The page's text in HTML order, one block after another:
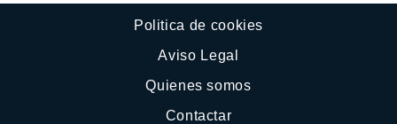
Politica de cookies
Aviso Legal
Quienes somos
Contactar